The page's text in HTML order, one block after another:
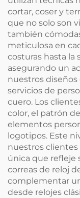
cortar, coser y
que no solo son
también
meticulosa en
costuras hasta la
asegurando un
nuestros
servicios de
cuero. Los
color, el patrón
elementos
logotipos. Este
nuestros
única que refleje
correas de reloj
complementar
desde relojes